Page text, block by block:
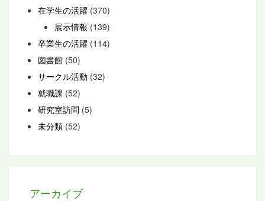
在学生の活躍 (370)
展示情報 (139)
卒業生の活躍 (114)
図書館 (50)
サークル活動 (32)
就職課 (52)
研究室訪問 (5)
未分類 (52)
アーカイブ